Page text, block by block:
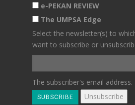
e-PEKAN REVIEW
The UMPSA Edge
Select the newsletter(s) to
want to subscribe or
The subscriber's email address.